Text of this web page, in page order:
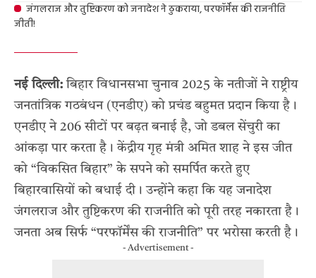
जंगलराज और तुष्टिकरण को जनादेश ने ठुकराया, परफॉर्मेंस की राजनीति
जीती!
नई दिल्ली: बिहार विधानसभा चुनाव 2025 के नतीजों ने राष्ट्रीय
जनतांत्रिक गठबंधन (एनडीए) को प्रचंड बहुमत प्रदान किया है।
एनडीए ने 206 सीटों पर बढ़त बनाई है, जो डबल सेंचुरी का
आंकड़ा पार करता है। केंद्रीय गृह मंत्री अमित शाह ने इस जीत
को “विकसित बिहार” के सपने को समर्पित करते हुए
बिहारवासियों को बधाई दी। उन्होंने कहा कि यह जनादेश
जंगलराज और तुष्टिकरण की राजनीति को पूरी तरह नकारता है।
जनता अब सिर्फ “परफॉर्मेंस की राजनीति” पर भरोसा करती है।
- Advertisement -